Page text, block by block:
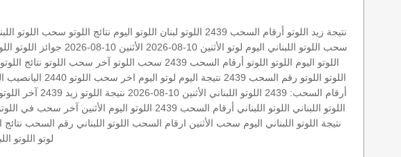
نتيجة زيد اللوتو أرقام السحب 2439 اللوتو لبنان اللوتو اليوم نتائج اللوتو سحب اللوتو
سحب اللوتو اللبناني اليوم لوتو الأثنين 10-08-2026 الأثنين 10-08-2026 جوائز اللوتو
اللوتو اليوم اللوتو اللوتو أرقام السحب 2439 سحب اللوتو آخر سحب اللوتو نتائج اللوتو 10-08-2026
اللوتو اللوتو رقم السحب 2439 نتيجة اليوم لوتو اليوم اخر سحب اللوتو 2440 اليانصيب
أرقام السحب: 2439
اللوتو اللبناني الأثنين 10-08-2026 نتيجة اللوتو زيد 2439 آخر اللوتو
اللوتو اللبناني اللوتو اللبناني أرقام السحب 2439 اللوتو اليوم الأثنين آخر سحب في اللوتو
نتيجة اللوتو اللبناني اليوم سحب الأثنين ارقام السحب اللوتو اللبناني رقم السحب نتائج
لوتو اللوتو